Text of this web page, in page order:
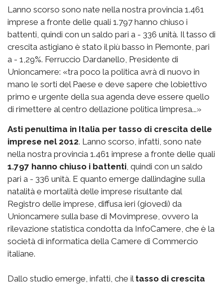
Lanno scorso sono nate nella nostra provincia 1.461
imprese a fronte delle quali 1.797 hanno chiuso i
battenti, quindi con un saldo pari a - 336 unità. Il tasso di
crescita astigiano è stato il più basso in Piemonte, pari
a - 1,29%. Ferruccio Dardanello, Presidente di
Unioncamere: «tra poco la politica avrà di nuovo in
mano le sorti del Paese e deve sapere che lobiettivo
primo e urgente della sua agenda deve essere quello
di rimettere al centro dellazione politica limpresa...»
Asti penultima in Italia per tasso di crescita delle
imprese nel 2012. Lanno scorso, infatti, sono nate
nella nostra provincia 1.461 imprese a fronte delle quali
1.797 hanno chiuso i battenti , quindi con un saldo
pari a - 336 unità. E quanto emerge dallindagine sulla
natalità e mortalità delle imprese risultante dal
Registro delle imprese, diffusa ieri (giovedì) da
Unioncamere sulla base di Movimprese, ovvero la
rilevazione statistica condotta da InfoCamere, che è la
società di informatica della Camere di Commercio
italiane.
Dallo studio emerge, infatti, che il tasso di crescita